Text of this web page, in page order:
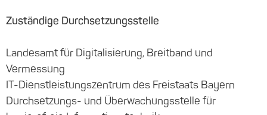
Zuständige Durchsetzungsstelle
Landesamt für Digitalisierung, Breitband und
Vermessung
IT-Dienstleistungszentrum des Freistaats Bayern
Durchsetzungs- und Überwachungsstelle für